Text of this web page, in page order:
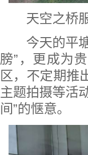
天空之桥
今天的平塘
膀”，更成为
区，不定期推
主题拍摄等活
间”的惬意。